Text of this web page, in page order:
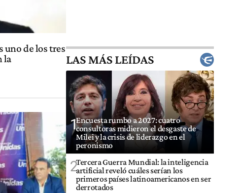
uno de los tres
la
LAS MÁS LEÍDAS
1Encuesta rumbo a 2027: cuatro
consultoras midieron el desgaste de
Milei y la crisis de liderazgo en el
peronismo
2Tercera Guerra Mundial: la inteligencia
artificial reveló cuáles serían los
primeros países latinoamericanos en ser
derrotados